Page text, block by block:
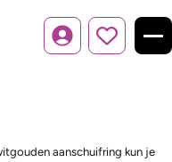
Inloggen
aanschuifring kun je